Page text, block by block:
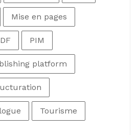
Mise en pages
PIM
platform
Tourisme